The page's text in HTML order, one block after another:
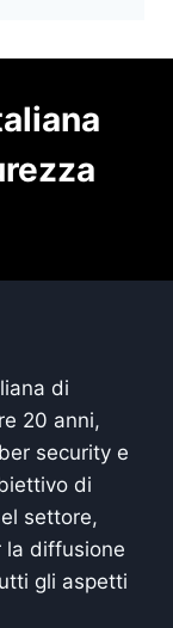
di
20 anni,
security e
di
settore,
la diffusione
gli aspetti